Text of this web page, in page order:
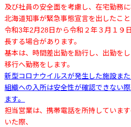
及び社員の安全面を考慮し、在宅勤務
北海道知事が緊急事態宣言を出したこと
令和3年2月28日から令和２年３月１９
長する場合があります。
基本は、時間差出勤を励行し、出勤を
移行へ勤務をします。
新型コロナウイルスが発生した施設また
組織への入所は安全性が確認できない
ます。
担当営業は、携帯電話を所持していま
いた際、